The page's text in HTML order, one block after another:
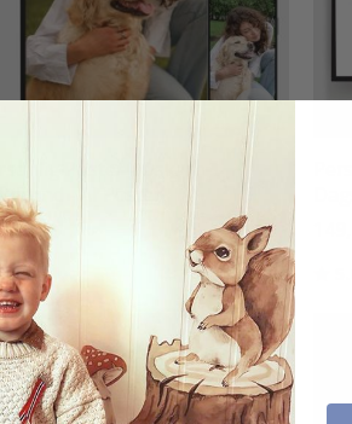
Poster - Oskarp
- AI Poster
kr
utav 5 stjärnor